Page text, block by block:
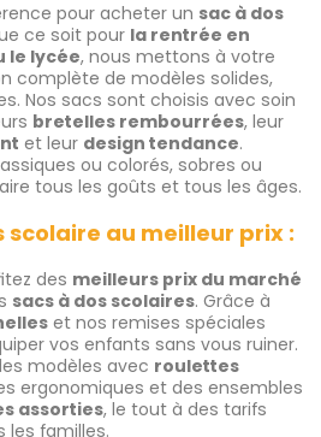
pour acheter un sac à dos
ce soit pour la rentrée en
le lycée, nous mettons à votre
complète de modèles solides,
Nos sacs sont choisis avec soin
bretelles rembourrées, leur
et leur design tendance.
ou colorés, sobres ou
tous les goûts et tous les âges.
scolaire au meilleur prix :
des meilleurs prix du marché
sacs à dos scolaires. Grâce à
et nos remises spéciales
vos enfants sans vous ruiner.
modèles avec roulettes
ergonomiques et des ensembles
assorties, le tout à des tarifs
les familles.